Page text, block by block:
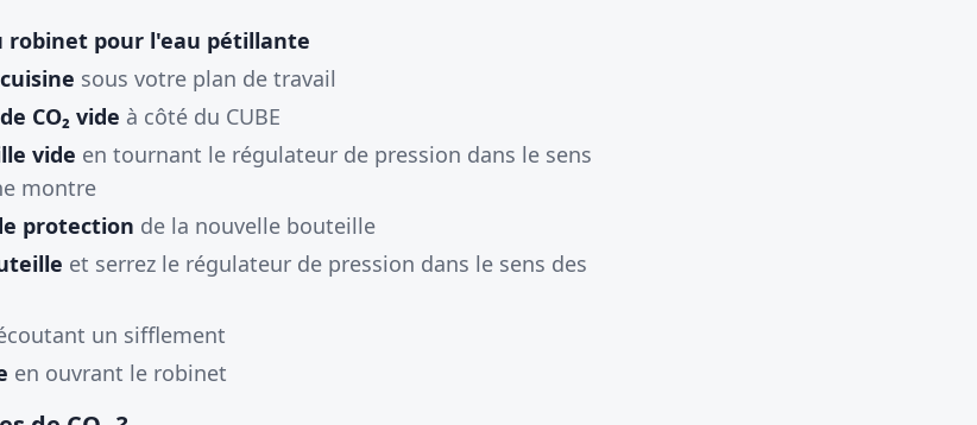
robinet pour l'eau pétillante
sous votre plan de travail
CO₂ vide à côté du CUBE
vide en tournant le régulateur de pression dans le sens
montre
protection de la nouvelle bouteille
et serrez le régulateur de pression dans le sens des
un sifflement
en ouvrant le robinet